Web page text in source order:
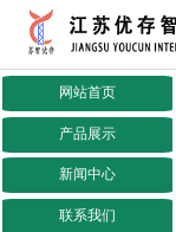
网站首页
产品展示
新闻中心
联系我们